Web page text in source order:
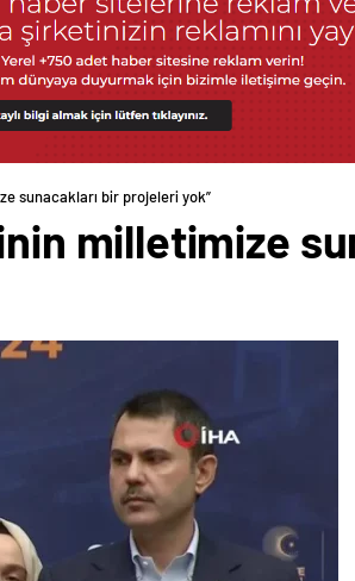
sunacakları bir projeleri yok”
milletimize